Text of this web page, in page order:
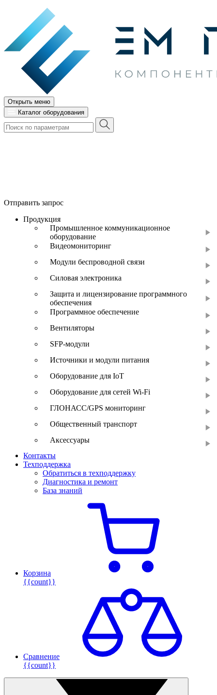
Открыть меню
Каталог оборудования
Отправить запрос
Продукция
Промышленное коммуникационное
оборудование
Видеомониторинг
Модули беспроводной связи
Силовая электроника
Защита и лицензирование программного
обеспечения
Программное обеспечение
Вентиляторы
SFP-модули
Источники и модули питания
Оборудование для IoT
Оборудование для сетей Wi-Fi
ГЛОНАСС/GPS мониторинг
Общественный транспорт
Аксессуары
Контакты
Техподдержка
Обратиться в техподдержку
Диагностика и ремонт
База знаний
Корзина
{{count}}
Сравнение
{{count}}